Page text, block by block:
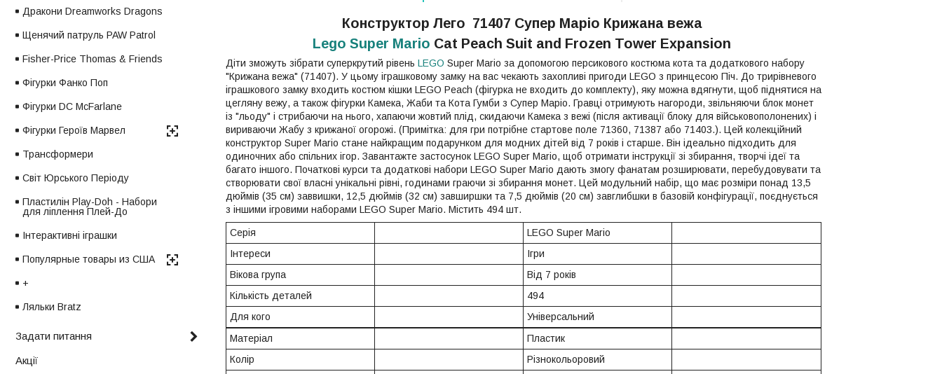
Конструктор Лего 71407 Супер Маріо Крижана вежа
Lego Super Mario Cat Peach Suit and Frozen Tower Expansion
Діти зможуть зібрати суперкрутий рівень LEGO Super Mario за допомогою персикового костюма кота та додаткового набору
"Крижана вежа" (71407). У цьому іграшковому замку на вас чекають захопливі пригоди LEGO з принцесою Піч. До трирівневого
іграшкового замку входить костюм кішки LEGO Peach (фігурка не входить до комплекту), яку можна вдягнути, щоб піднятися на
цегляну вежу, а також фігурки Камека, Жаби та Кота Гумби з Супер Маріо. Гравці отримують нагороди, звільняючи блок монет
із "льоду" і стрибаючи на нього, хапаючи жовтий плід, скидаючи Камека з вежі (після активації блоку для військовополонених) і
вириваючи Жабу з крижаної огорожі. (Примітка: для гри потрібне стартове поле 71360, 71387 або 71403.). Цей колекційний
конструктор Super Mario стане найкращим подарунком для модних дітей від 7 років і старше. Він ідеально підходить для
одиночних або спільних ігор. Завантажте застосунок LEGO Super Mario, щоб отримати інструкції зі збирання, творчі ідеї та
багато іншого. Початкові курси та додаткові набори LEGO Super Mario дають змогу фанатам розширювати, перебудовувати та
створювати свої власні унікальні рівні, годинами граючи зі збирання монет. Цей модульний набір, що має розміри понад 13,5
дюймів (35 см) заввишки, 12,5 дюймів (32 см) завширшки та 7,5 дюймів (20 см) завглибшки в базовій конфігурації, поєднується
з іншими ігровими наборами LEGO Super Mario. Містить 494 шт.
Серія
LEGO Super Mario
Інтереси
Ігри
Вікова група
Від 7 років
Кількість деталей
494
Для кого
Універсальний
Матеріал
Пластик
Колір
Різнокольоровий
Дракони Dreamworks Dragons
Щенячий патруль PAW Patrol
Fisher-Price Thomas & Friends
Фігурки Фанко Поп
Фігурки DC McFarlane
Фігурки Героїв Марвел
Трансформери
Світ Юрського Періоду
Пластилін Play-Doh - Набори
для ліплення Плей-До
Інтерактивні іграшки
Популярные товары из США
+
Ляльки Bratz
Задати питання
Акції